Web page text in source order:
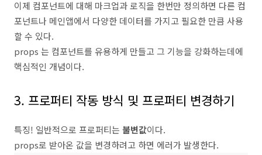
이제 컴포넌트에 대해 마크업과 로직을 한번만 정의하면 다른 컴
포넌트나 메인앱에서 다양한 데이터를 가지고 필요한 만큼 사용
할 수 있다.
props 는 컴포넌트를 유용하게 만들고 그 기능을 강화하는데에
핵심적인 개념이다.
3. 프로퍼티 작동 방식 및 프로퍼티 변경하기
특징! 일반적으로 프로퍼티는 불변값이다.
props로 받아온 값을 변경하려고 하면 에러가 발생한다.